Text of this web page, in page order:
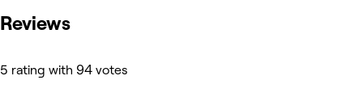
Reviews
5 rating with 94 votes